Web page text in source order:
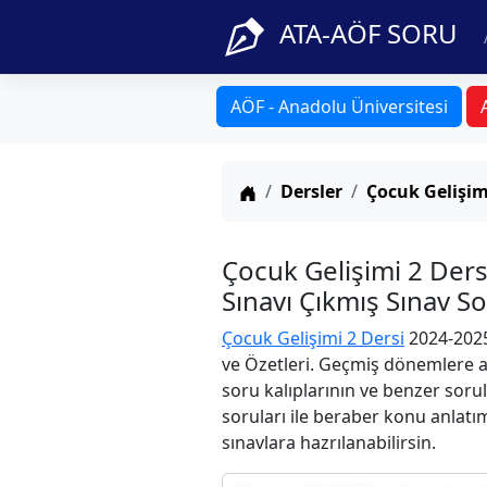
ATA-AÖF SORU
AÖF - Anadolu Üniversitesi
Anasayfa
Dersler Çocuk
Çocuk Gelişimi 2
Sınavı Çıkmış Sınav
Çocuk Gelişimi 2 Dersi 2024-
ve Özetleri. Geçmiş dönemlere
soru kalıplarının ve benzer
soruları ile beraber konu
sınavlara hazrılanabilirsin.